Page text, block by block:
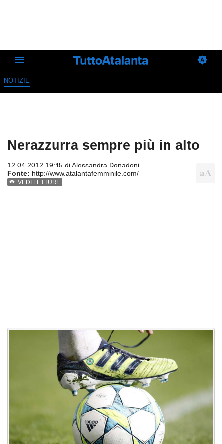
NOTIZIE
Nerazzurra sempre più in alto
12.04.2012 19:45 diAlessandra Donadoni
Fonte: http://www.atalantafemminile.com/
VEDI LETTURE